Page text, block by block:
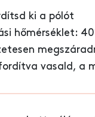
ki a pólót
hőmérséklet:
vasald, a